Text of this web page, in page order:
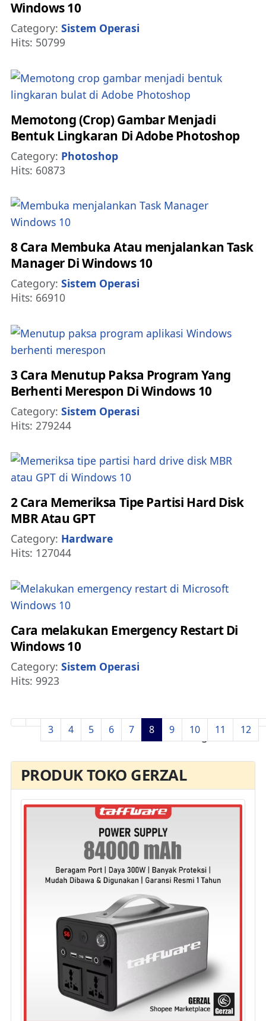
Windows 10
Details
Category: Sistem Operasi
Hits: 50799
Memotong (Crop) Gambar Menjadi
Bentuk Lingkaran Di Adobe Photoshop
Details
Category: Photoshop
Hits: 60873
8 Cara Membuka Atau menjalankan Task
Manager Di Windows 10
Details
Category: Sistem Operasi
Hits: 66910
3 Cara Menutup Paksa Program Yang
Berhenti Merespon Di Windows 10
Details
Category: Sistem Operasi
Hits: 279244
2 Cara Memeriksa Tipe Partisi Hard Disk
MBR Atau GPT
Details
Category: Hardware
Hits: 127044
Cara melakukan Emergency Restart Di
Windows 10
Details
Category: Sistem Operasi
Hits: 9923
Page 8 of 44
3 4 5 6 7 8 9 10 11 12
PRODUK TOKO GERZAL